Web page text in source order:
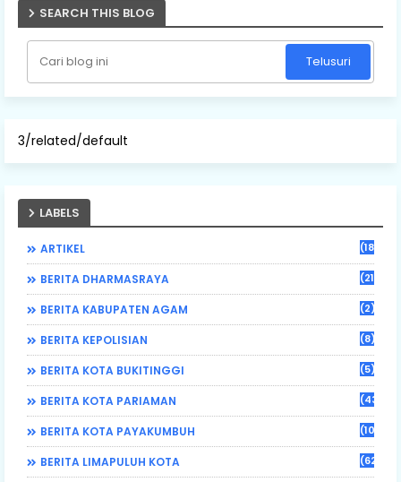
SEARCH THIS BLOG
3/related/default
LABELS
ARTIKEL (184)
BERITA DHARMASRAYA (21)
BERITA KABUPATEN AGAM (2)
BERITA KEPOLISIAN (8)
BERITA KOTA BUKITINGGI (5)
BERITA KOTA PARIAMAN (43)
BERITA KOTA PAYAKUMBUH (108)
BERITA LIMAPULUH KOTA (62)